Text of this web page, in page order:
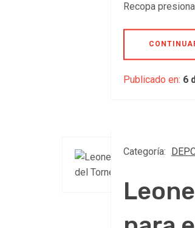
Recopa
Publicado en: 6
Categoría: